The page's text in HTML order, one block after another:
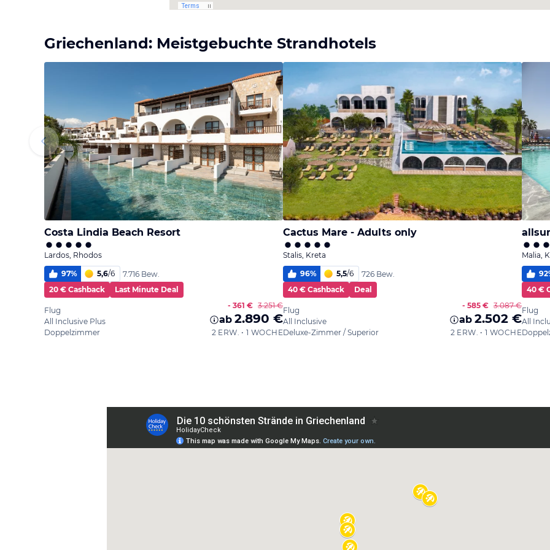
Griechenland: Meistgebuchte Strandhotels
Costa Lindia Beach Resort
Lardos, Rhodos
97% 5,6/6
7.716 Bew.
20 € Cashback
Last Minute Deal
Flug
All Inclusive Plus
Doppelzimmer
- 361 € 3.251 €
ab 2.890 €
2 ERW. • 1 WOCHE
Cactus Mare - Adults only
Stalis, Kreta
96% 5,5/6
726 Bew.
40 € Cashback
Deal
Flug
All Inclusive
Deluxe-Zimmer / Superior
- 585 € 3.087 €
ab 2.502 €
2 ERW. • 1 WOCHE
Malia,
92
40 €
Flug
All